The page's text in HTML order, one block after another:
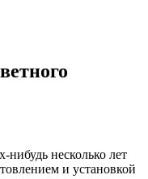
нибудь несколько лет
и установкой